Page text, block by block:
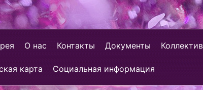
О нас Контакты Документы
карта Социальная информация